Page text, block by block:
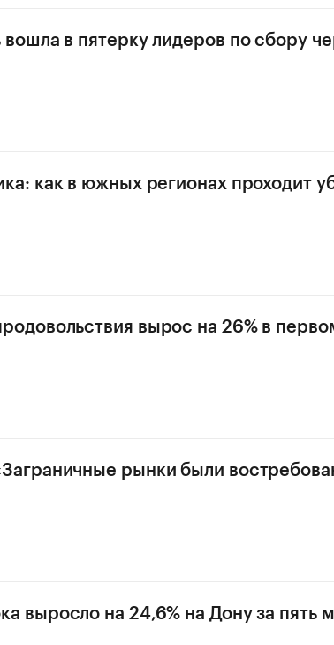
вошла в пятерку лидеров по сбору
как в южных регионах проходит
вырос на 26% в
рынки были
выросло на 24,6% на Дону за пять